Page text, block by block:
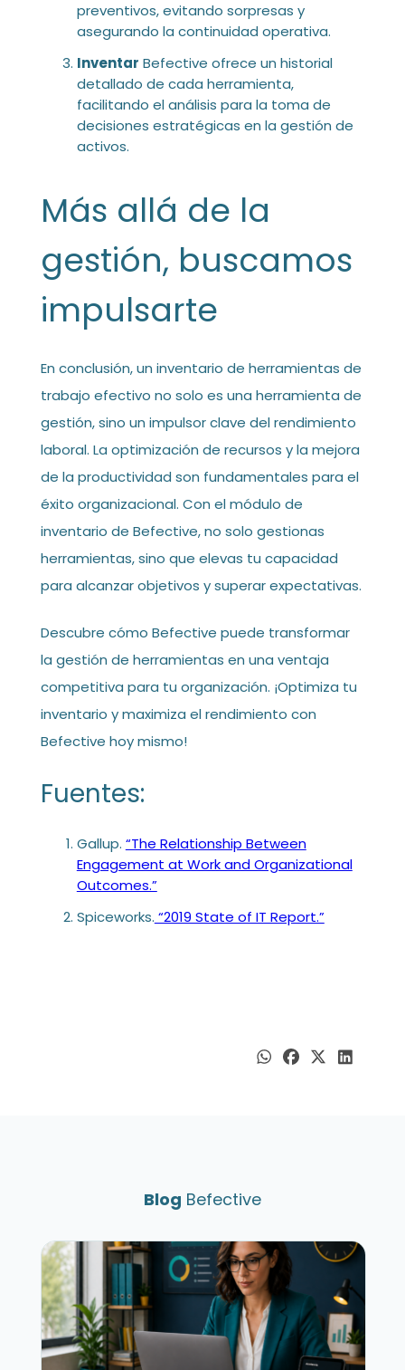
preventivos, evitando sorpresas y
asegurando la continuidad operativa.
Inventar Befective ofrece un historial
detallado de cada herramienta,
facilitando el análisis para la toma de
decisiones estratégicas en la gestión de
activos.
Más allá de la
gestión, buscamos
impulsarte
En conclusión, un inventario de herramientas de
trabajo efectivo no solo es una herramienta de
gestión, sino un impulsor clave del rendimiento
laboral. La optimización de recursos y la mejora
de la productividad son fundamentales para el
éxito organizacional. Con el módulo de
inventario de Befective, no solo gestionas
herramientas, sino que elevas tu capacidad
para alcanzar objetivos y superar expectativas.
Descubre cómo Befective puede transformar
la gestión de herramientas en una ventaja
competitiva para tu organización. ¡Optimiza tu
inventario y maximiza el rendimiento con
Befective hoy mismo!
Fuentes:
Gallup. “The Relationship Between
Engagement at Work and Organizational
Outcomes.”
Spiceworks. “2019 State of IT Report.”
Blog Befective